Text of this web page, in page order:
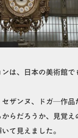
は、日本の美術館で
セザンヌ、ドガ—作品
からだろうか、見覚え
て見えました。